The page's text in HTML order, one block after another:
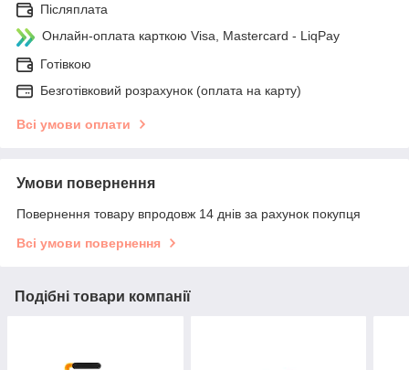
Післяплата
Онлайн-оплата карткою Visa, Mastercard - LiqPay
Готівкою
Безготівковий розрахунок (оплата на карту)
Всі умови оплати
Умови повернення
Повернення товару впродовж 14 днів за рахунок покупця
Всі умови повернення
Подібні товари компанії